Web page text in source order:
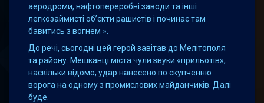
аеродроми, нафтопереробні заводи та інші
легкозаймисті об’єкти рашистів і починає там
бавитись з вогнем ».
До речі, сьогодні цей герой завітав до Мелітополя
та району. Мешканці міста чули звуки «прильотів»,
наскільки відомо, удар нанесено по скупченню
ворога на одному з промислових майданчиків. Далі
буде.